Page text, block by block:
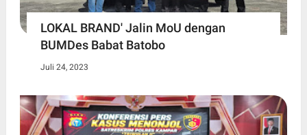
LOKAL BRAND' Jalin MoU dengan
BUMDes Babat Batobo
Juli 24, 2023